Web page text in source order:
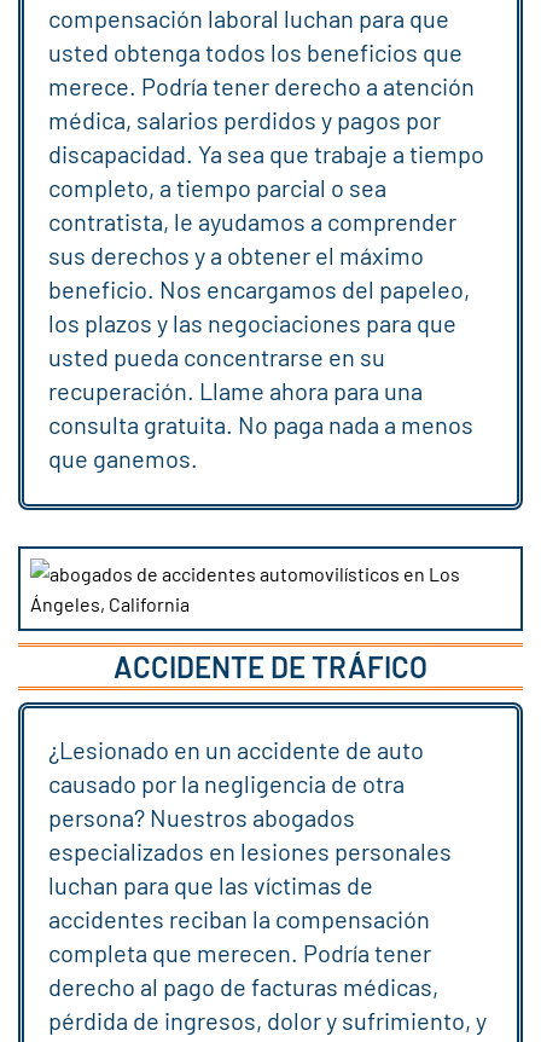
compensación laboral luchan para que
usted obtenga todos los beneficios que
merece. Podría tener derecho a atención
médica, salarios perdidos y pagos por
discapacidad. Ya sea que trabaje a tiempo
completo, a tiempo parcial o sea
contratista, le ayudamos a comprender
sus derechos y a obtener el máximo
beneficio. Nos encargamos del papeleo,
los plazos y las negociaciones para que
usted pueda concentrarse en su
recuperación. Llame ahora para una
consulta gratuita. No paga nada a menos
que ganemos.
ACCIDENTE DE TRÁFICO
¿Lesionado en un accidente de auto
causado por la negligencia de otra
persona? Nuestros abogados
especializados en lesiones personales
luchan para que las víctimas de
accidentes reciban la compensación
completa que merecen. Podría tener
derecho al pago de facturas médicas,
pérdida de ingresos, dolor y sufrimiento, y